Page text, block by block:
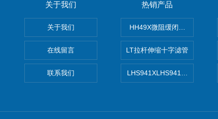
关于我们
关于我们
在线留言
联系我们
热销产品
HH49X微阻缓闭蝶式止回阀
LT拉杆伸缩十字滤管
LHS941XLHS941X调压调流